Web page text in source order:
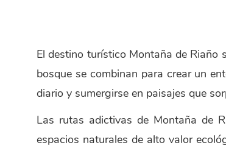
El destino turístico Montaña de Riaño
bosque se combinan para crear un
diario y sumergirse en paisajes que
Las rutas adictivas de Montaña de
espacios naturales de alto valor